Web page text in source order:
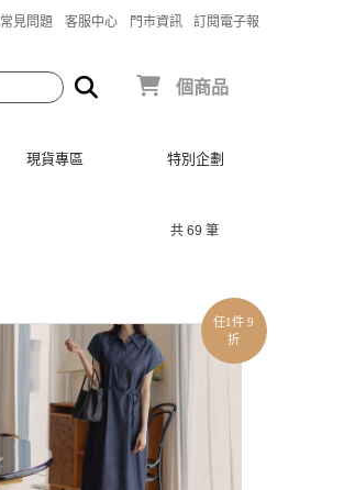
常見問題 客服中心 門市資訊 訂閱電子報
個商品
現貨專區 特別企劃
共 69 筆
任1件 9
折